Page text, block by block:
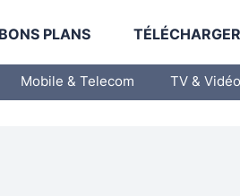
BONS PLANS
Mobile & Telecom TV & Vidéo